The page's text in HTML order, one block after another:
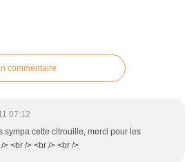
commentaire
07:12
sympa cette citrouille, merci pour les
<br /> <br /> <br />